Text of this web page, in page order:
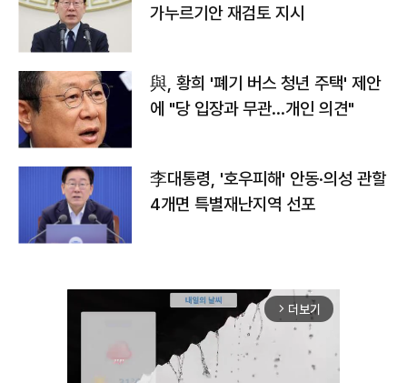
가누르기안 재검토 지시
與, 황희 '폐기 버스 청년 주택' 제안
에 "당 입장과 무관…개인 의견"
李대통령, '호우피해' 안동·의성 관할
4개면 특별재난지역 선포
arrow_forward_ios 더보기